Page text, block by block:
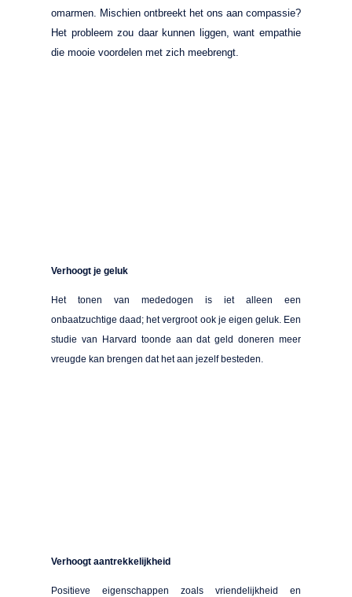
omarmen. Mischien ontbreekt het ons aan compassie?
Het probleem zou daar kunnen liggen, want empathie
die mooie voordelen met zich meebrengt.
Verhoogt je geluk
Het tonen van mededogen is iet alleen een
onbaatzuchtige daad; het vergroot ook je eigen geluk. Een
studie van Harvard toonde aan dat geld doneren meer
vreugde kan brengen dat het aan jezelf besteden.
Verhoogt aantrekkelijkheid
Positieve eigenschappen zoals vriendelijkheid en